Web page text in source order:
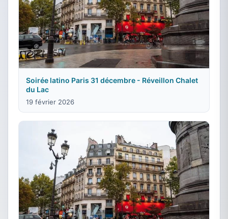
Soirée latino Paris 31 décembre - Réveillon Chalet
du Lac
19 février 2026